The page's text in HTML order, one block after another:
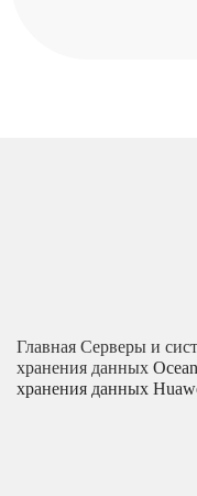
Главная Серверы и
хранения данных
хранения данных